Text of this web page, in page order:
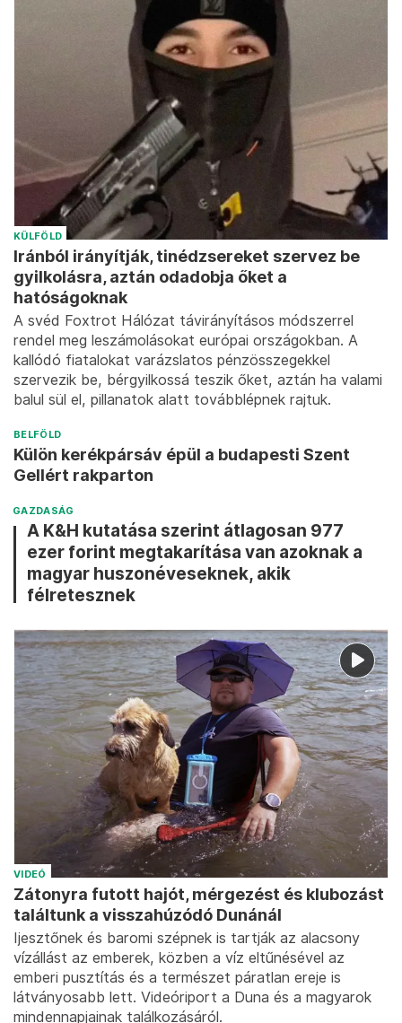
KÜLFÖLD
Iránból irányítják, tinédzsereket szervez be
gyilkolásra, aztán odadobja őket a
hatóságoknak
A svéd Foxtrot Hálózat távirányításos módszerrel
rendel meg leszámolásokat európai országokban. A
kallódó fiatalokat varázslatos pénzösszegekkel
szervezik be, bérgyilkossá teszik őket, aztán ha valami
balul sül el, pillanatok alatt továbblépnek rajtuk.
BELFÖLD
Külön kerékpársáv épül a budapesti Szent
Gellért rakparton
GAZDASÁG
A K&H kutatása szerint átlagosan 977
ezer forint megtakarítása van azoknak a
magyar huszonéveseknek, akik
félretesznek
VIDEÓ
Zátonyra futott hajót, mérgezést és klubozást
találtunk a visszahúzódó Dunánál
Ijesztőnek és baromi szépnek is tartják az alacsony
vízállást az emberek, közben a víz eltűnésével az
emberi pusztítás és a természet páratlan ereje is
látványosabb lett. Videóriport a Duna és a magyarok
mindennapjainak találkozásáról.